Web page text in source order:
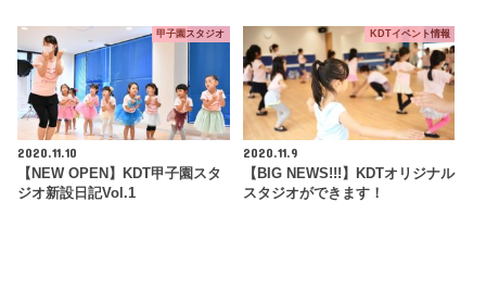
甲子園スタジオ
2020.11.10
【NEW OPEN】KDT甲子園スタ
ジオ新設日記Vol.1
KDTイベント情報
2020.11.9
【BIG NEWS!!!】KDTオリジナル
スタジオができます！